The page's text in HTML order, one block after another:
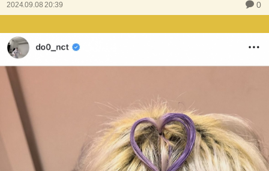
2024.09.08 20:39 0